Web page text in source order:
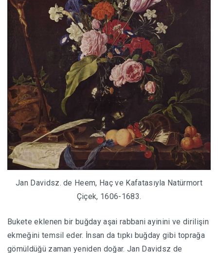
Jan Davidsz. de Heem, Haç ve Kafatasıyla Natürmort
Çiçek, 1606-1683.
Bukete eklenen bir buğday aşai rabbani ayinini ve dirilişin
ekmeğini temsil eder. İnsan da tıpkı buğday gibi toprağa
gömüldüğü zaman yeniden doğar. Jan Davidsz de